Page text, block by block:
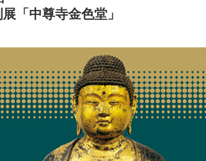
「中尊寺金色堂」